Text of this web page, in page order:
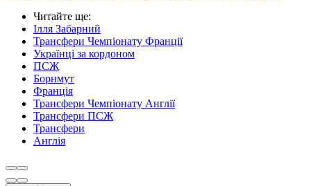
Читайте ще:
Ілля Забарний
Трансфери Чемпіонату Франції
Українці за кордоном
ПСЖ
Борнмут
Франція
Трансфери Чемпіонату Англії
Трансфери ПСЖ
Трансфери
Англія